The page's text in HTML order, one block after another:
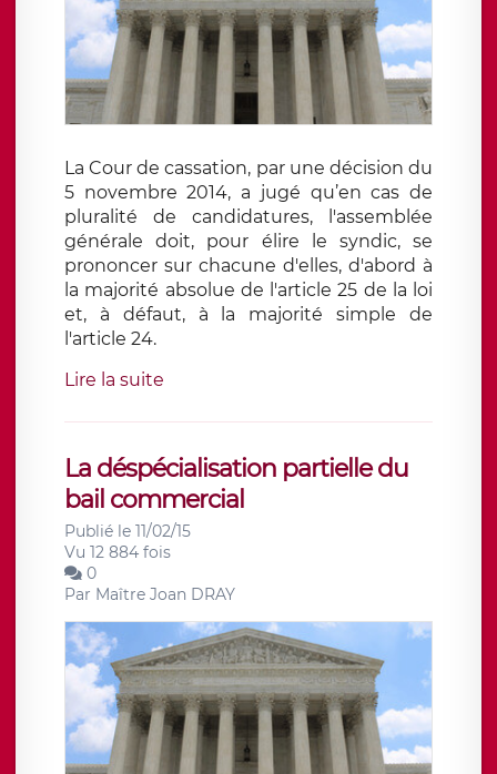
La Cour de cassation, par une décision du
5 novembre 2014, a jugé qu’en cas de
pluralité de candidatures, l'assemblée
générale doit, pour élire le syndic, se
prononcer sur chacune d'elles, d'abord à
la majorité absolue de l'article 25 de la loi
et, à défaut, à la majorité simple de
l'article 24.
Lire la suite
La déspécialisation partielle du
bail commercial
Publié le 11/02/15
Vu 12 884 fois
0
Par Maître Joan DRAY